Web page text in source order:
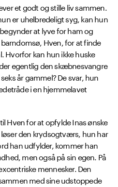
et godt og stille liv sammen.
er uhelbredeligt syg, kan hun
at lyve for ham og
Hven, for at finde
Hvorfor kan hun ikke huske
egentlig den skæbnesvangre
år gammel? De svar, hun
i en hjemmelavet
Hven for at opfylde Inas ønske
den krydsogtværs, hun har
han udfylder, kommer han
men også på sin egen. På
mennesker. Den
med sine udstoppede